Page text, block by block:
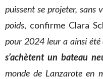
puissent se projeter, sans
poids, confirme Clara
pour 2024 leur a ainsi
s’achètent un bateau
monde de Lanzarote en